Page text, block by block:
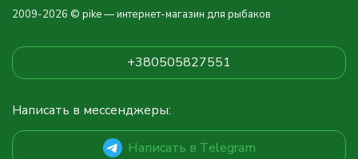
2009-2026 © pike — интернет-магазин для рыбаков
+380505827551
Написать в мессенджеры:
Написать в Telegram